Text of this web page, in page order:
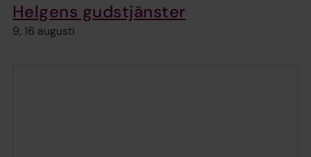
Helgens gudstjänster
9, 16 augusti